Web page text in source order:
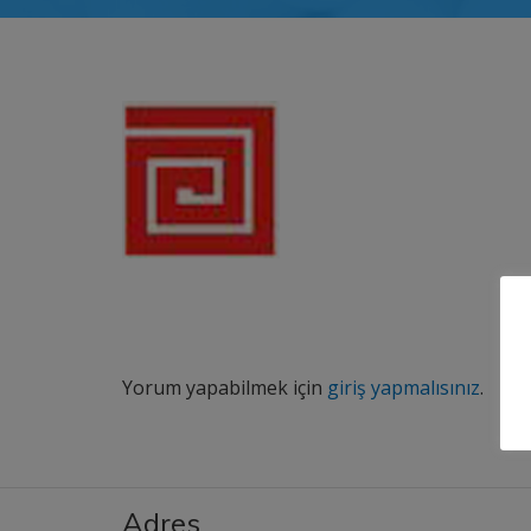
Yorum yapabilmek için giriş yapmalısınız.
Adres